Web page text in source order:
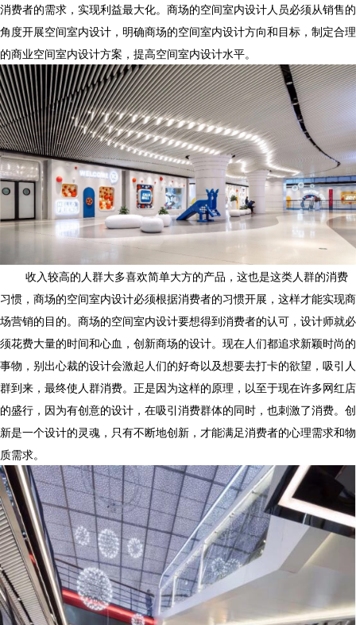
消费者的需求，实现利益最大化。商场的空间室内设计人员必须从销售的
角度开展空间室内设计，明确商场的空间室内设计方向和目标，制定合理
的商业空间室内设计方案，提高空间室内设计水平。
收入较高的人群大多喜欢简单大方的产品，这也是这类人群的消费
习惯，商场的空间室内设计必须根据消费者的习惯开展，这样才能实现商
场营销的目的。商场的空间室内设计要想得到消费者的认可，设计师就必
须花费大量的时间和心血，创新商场的设计。现在人们都追求新颖时尚的
事物，别出心裁的设计会激起人们的好奇以及想要去打卡的欲望，吸引人
群到来，最终使人群消费。正是因为这样的原理，以至于现在许多网红店
的盛行，因为有创意的设计，在吸引消费群体的同时，也刺激了消费。创
新是一个设计的灵魂，只有不断地创新，才能满足消费者的心理需求和物
质需求。